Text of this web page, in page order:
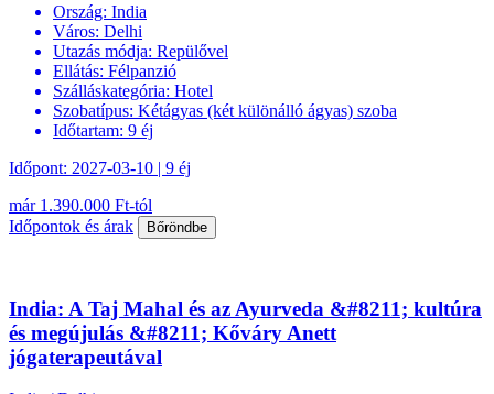
Ország: India
Város: Delhi
Utazás módja: Repülővel
Ellátás: Félpanzió
Szálláskategória: Hotel
Szobatípus: Kétágyas (két különálló ágyas) szoba
Időtartam: 9 éj
Időpont: 2027-03-10 | 9 éj
már 1.390.000 Ft-tól
Időpontok és árak
Bőröndbe
India: A Taj Mahal és az Ayurveda &#8211; kultúra
és megújulás &#8211; Kőváry Anett
jógaterapeutával